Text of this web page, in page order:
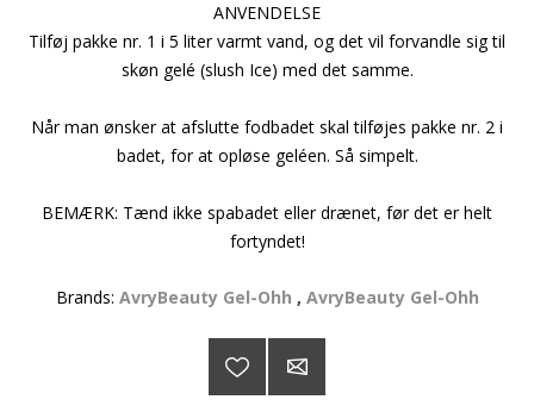
ANVENDELSE
Tilføj pakke nr. 1 i 5 liter varmt vand, og det vil forvandle sig til
skøn gelé (slush Ice) med det samme.
Når man ønsker at afslutte fodbadet skal tilføjes pakke nr. 2 i
badet, for at opløse geléen. Så simpelt.
BEMÆRK: Tænd ikke spabadet eller drænet, før det er helt
fortyndet!
Brands: AvryBeauty Gel-Ohh , AvryBeauty Gel-Ohh